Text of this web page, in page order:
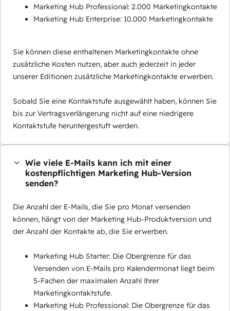
Marketing Hub Professional: 2.000 Marketingkontakte
Marketing Hub Enterprise: 10.000 Marketingkontakte
Sie können diese enthaltenen Marketingkontakte ohne
zusätzliche Kosten nutzen, aber auch jederzeit in jeder
unserer Editionen zusätzliche Marketingkontakte erwerben.
Sobald Sie eine Kontaktstufe ausgewählt haben, können Sie
bis zur Vertragsverlängerung nicht auf eine niedrigere
Kontaktstufe heruntergestuft werden.
Wie viele E-Mails kann ich mit einer
kostenpflichtigen Marketing Hub-Version
senden?
Die Anzahl der E-Mails, die Sie pro Monat versenden
können, hängt von der Marketing Hub-Produktversion und
der Anzahl der Kontakte ab, die Sie erwerben.
Marketing Hub Starter: Die Obergrenze für das
Versenden von E-Mails pro Kalendermonat liegt beim
5-Fachen der maximalen Anzahl Ihrer
Marketingkontaktstufe.
Marketing Hub Professional: Die Obergrenze für das